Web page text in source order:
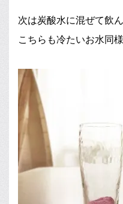
次は炭酸水に混ぜて飲
こちらも冷たいお水同